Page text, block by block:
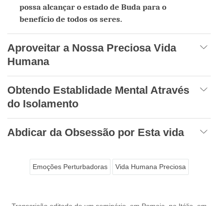
possa alcançar o estado de Buda para o
benefício de todos os seres.
Aproveitar a Nossa Preciosa Vida
Humana
Obtendo Establidade Mental Através
do Isolamento
Abdicar da Obsessão por Esta vida
Emoções Perturbadoras Vida Humana Preciosa